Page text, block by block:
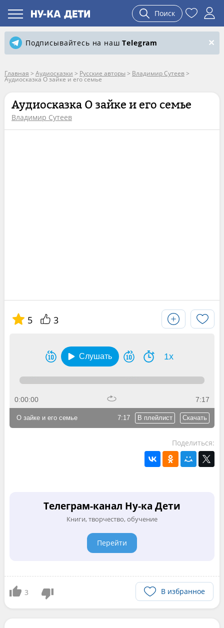
Поиск
Подписывайтесь на нашTelegram
Главная > Аудиосказки > Русские авторы > Владимир Сутеев>
Аудиосказка О зайке и его семье
Аудиосказка О зайке и его семье
Владимир Сутеев
5 3
Слушать 1x
0:00:00 7:17
7:17 В плейлист Скачать
О зайке и его семье
Поделиться:
Телеграм-канал Ну-ка Дети
Книги, творчество, обучение
Перейти
3 В избранное